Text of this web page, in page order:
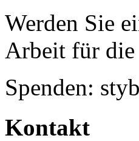
Werden Sie
Arbeit für die
Spenden:
Kontakt